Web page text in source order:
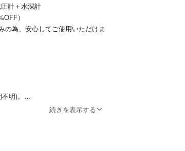
計＋水深計
）
の為、安心してご使用いただけま
明)。
（2025年5月）続きを表示する